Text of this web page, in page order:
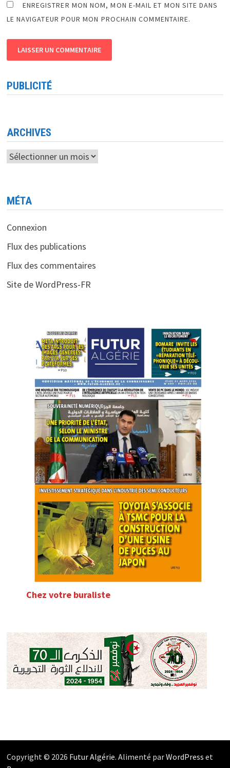
ENREGISTRER MON NOM, MON E-MAIL ET MON SITE DANS
LE NAVIGATEUR POUR MON PROCHAIN COMMENTAIRE.
PUBLICITÉ
ARCHIVES
Archives
MÉTA
Connexion
Flux des publications
Flux des commentaires
Site de WordPress-FR
Chez votre buraliste
Copyright © 2026 Futur Algérie. Alimenté parWordPress et